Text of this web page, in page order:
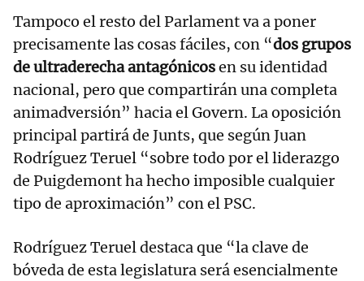
Tampoco el resto del Parlament va a poner
precisamente las cosas fáciles, con “dos grupos
de ultraderecha antagónicosen su identidad
nacional, pero que compartirán una completa
animadversión” hacia el Govern. La oposición
principal partirá de Junts, que según Juan
Rodríguez Teruel “sobre todo por el liderazgo
de Puigdemont ha hecho imposible cualquier
tipo de aproximación” con el PSC.
Rodríguez Teruel destaca que “la clave de
bóveda de esta legislatura será esencialmente